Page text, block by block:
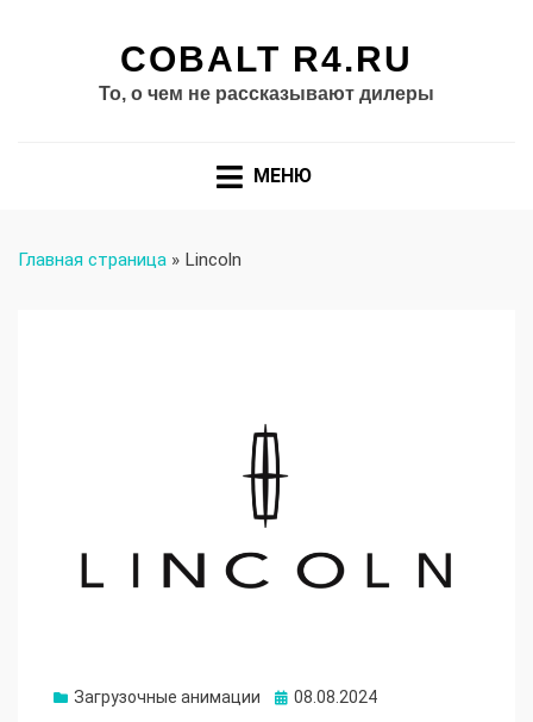
COBALT R4.RU
То, о чем не рассказывают дилеры
МЕНЮ
Главная страница » Lincoln
Загрузочные анимации Опубликовано
08.08.2024